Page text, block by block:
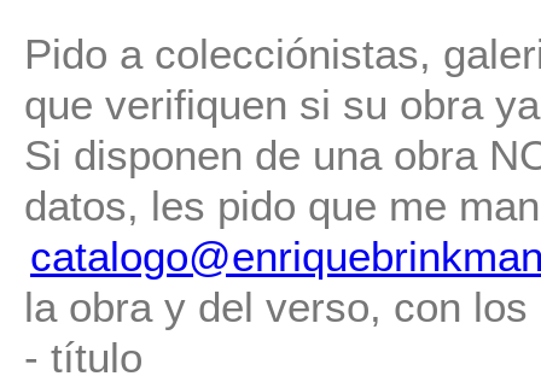
Pido a colecciónistas,
que verifiquen si su obra
Si disponen de una obra
datos, les pido que me
la obra y del verso, con
- título